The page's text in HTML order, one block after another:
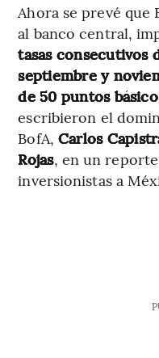
Ahora se prevé que
al banco central,
tasas consecutivos
septiembre y
de 50 puntos
escribieron el
BofA, Carlos
Rojas, en un
inversionistas a